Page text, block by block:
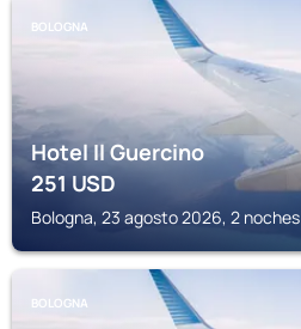
BOLOGNA
Hotel Il Guercino
251USD
Bologna, 23 agosto 2026, 2 noches
BOLOGNA